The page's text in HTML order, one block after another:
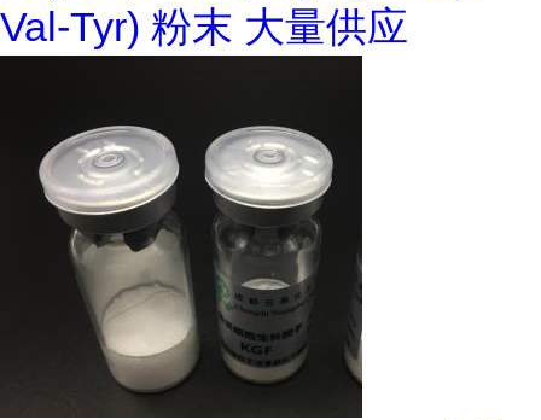
Val-Tyr) 粉末 大量供应